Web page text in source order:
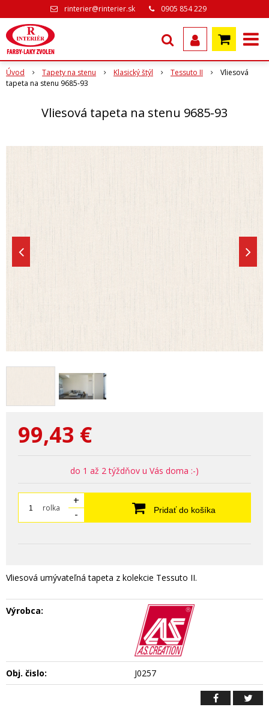
rinterier@rinterier.sk 0905 854 229
Úvod Tapety na stenu Klasický štýl Tessuto II
Vliesová
tapeta na stenu 9685-93
Vliesová tapeta na stenu 9685-93
99,43 €
do 1 až 2 týždňov u Vás doma :-)
rolka
+
-
Pridať do košíka
Vliesová umývateľná tapeta z kolekcie Tessuto II.
Výrobca:
Obj. čislo: J0257